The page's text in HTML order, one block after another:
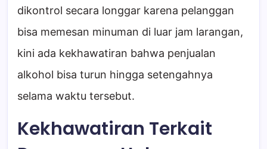
dikontrol secara longgar karena pelanggan
bisa memesan minuman di luar jam larangan,
kini ada kekhawatiran bahwa penjualan
alkohol bisa turun hingga setengahnya
selama waktu tersebut.
Kekhawatiran Terkait